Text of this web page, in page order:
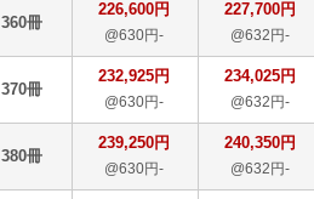
360冊
226,600円
@630円-
227,700円
@632円-
370冊
232,925円
@630円-
234,025円
@632円-
380冊
239,250円
@630円-
240,350円
@632円-